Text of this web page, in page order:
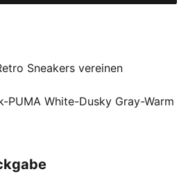
Sneakers vereinen
Streetwear-Vibes. Das
die SOFTFOAM+
Sohle gewährleisten
Dämpfung. Setze mit
Flair von PUMA.
PUMA White-Dusky Gray-Warm